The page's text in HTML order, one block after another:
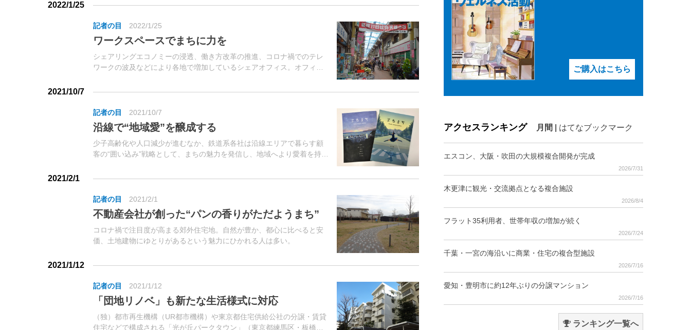
2022/1/25
記者の目 2022/1/25
ワークスペースでまちに力を
シェアリングエコノミーの浸透、働き方改革の推進、コロナ禍でのテレ
ワークの波及などにより各地で増加しているシェアオフィス。オフィス
2021/10/7
記者の目 2021/10/7
沿線で“地域愛”を醸成する
少子高齢化や人口減少が進むなか、鉄道系各社は沿線エリアで暮らす顧
客の“囲い込み”戦略として、まちの魅力を発信し、地域へより愛着を持っ
2021/2/1
記者の目 2021/2/1
不動産会社が創った“パンの香りがただようまち”
コロナ禍で注目度が高まる郊外住宅地。自然が豊か、都心に比べると安
価、土地建物にゆとりがあるという魅力にひかれる人は多い。
2021/1/12
記者の目 2021/1/12
「団地リノベ」も新たな生活様式に対応
（独）都市再生機構（UR都市機構）や東京都住宅供給公社の分譲・賃貸
住宅などで構成される「光が丘パークタウン」（東京都練馬区・板橋
ご購入はこちら
アクセスランキング 月間 はてなブックマーク
エスコン、大阪・吹田の大規模複合開発が完成
2026/7/31
木更津に観光・交流拠点となる複合施設
2026/8/4
フラット35利用者、世帯年収の増加が続く
2026/7/24
千葉・一宮の海沿いに商業・住宅の複合型施設
2026/7/16
愛知・豊明市に約12年ぶりの分譲マンション
2026/7/16
ランキング一覧へ